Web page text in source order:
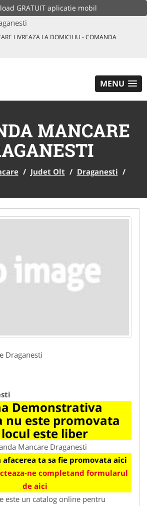
GRATUIT aplicatie mobil
LIVREAZA LA DOMICILIU - COMANDA
MENU
MANCARE
/ Judet Olt / Draganesti /
Draganesti
Demonstrativa
nu este promovata
este liber
Mancare Draganesti
afacerea ta sa fie promovata aici
ne completand formularul
de aici
este un catalog online pentru